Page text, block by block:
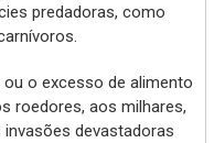
predadoras, como
o excesso de alimento
roedores, aos milhares,
devastadoras